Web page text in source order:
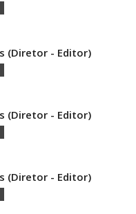
(Diretor - Editor)
(Diretor - Editor)
(Diretor - Editor)